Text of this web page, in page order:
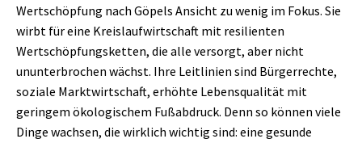
Wertschöpfung nach Göpels Ansicht zu wenig im Fokus. Sie
wirbt für eine Kreislaufwirtschaft mit resilienten
Wertschöpfungsketten, die alle versorgt, aber nicht
ununterbrochen wächst. Ihre Leitlinien sind Bürgerrechte,
soziale Marktwirtschaft, erhöhte Lebensqualität mit
geringem ökologischem Fußabdruck. Denn so können viele
Dinge wachsen, die wirklich wichtig sind: eine gesunde